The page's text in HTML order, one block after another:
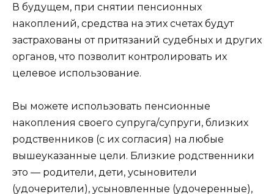
В будущем, при снятии пенсионных
накоплений, средства на этих счетах будут
застрахованы от притязаний судебных и других
органов, что позволит контролировать их
целевое использование.
Вы можете использовать пенсионные
накопления своего супруга/супруги, близких
родственников (с их согласия) на любые
вышеуказанные цели. Близкие родственники
это — родители, дети, усыновители
(удочерители), усыновленные (удочеренные),